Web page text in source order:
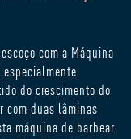
com a Máquina
especialmente
do crescimento do
com duas lâminas
máquina de barbear